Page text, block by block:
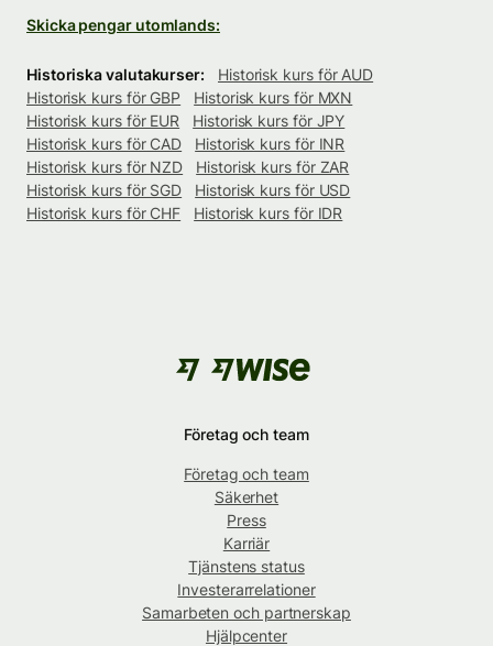
Skicka pengar utomlands:
Historiska valutakurser:
Historisk kurs för AUD
Historisk kurs för GBP
Historisk kurs för MXN
Historisk kurs för EUR
Historisk kurs för JPY
Historisk kurs för CAD
Historisk kurs för INR
Historisk kurs för NZD
Historisk kurs för ZAR
Historisk kurs för SGD
Historisk kurs för USD
Historisk kurs för CHF
Historisk kurs för IDR
Företag och team
Företag och team
Säkerhet
Press
Karriär
Tjänstens status
Investerarrelationer
Samarbeten och partnerskap
Hjälpcenter